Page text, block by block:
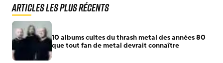
Articles les plus récents
10 albums cultes du thrash metal des années 80
que tout fan de metal devrait connaître